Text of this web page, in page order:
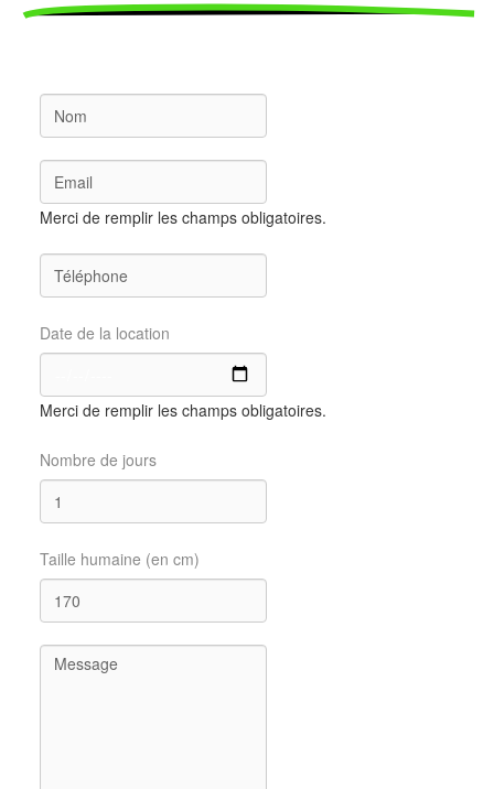
Merci de remplir les champs obligatoires.
Date de la location
Merci de remplir les champs obligatoires.
Nombre de jours
Taille humaine (en cm)